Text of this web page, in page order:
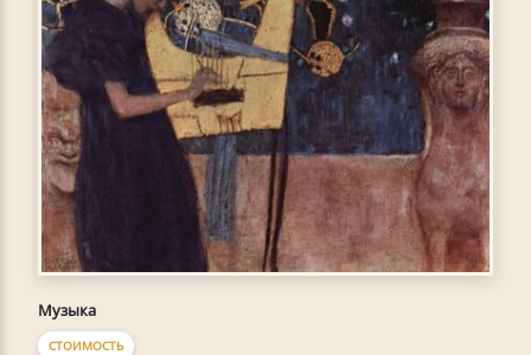
Музыка
СТОИМОСТЬ